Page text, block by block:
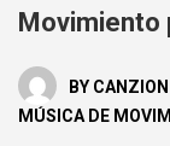
Movimiento
BY CANZION
MÚSICA DE